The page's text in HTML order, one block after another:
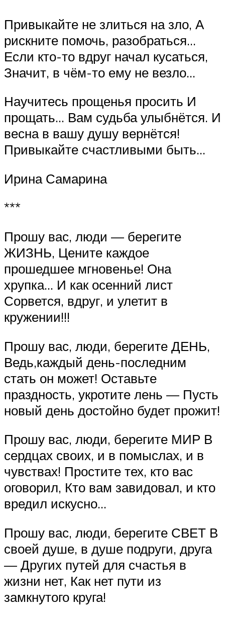
Привыкайте не злиться на зло, А
рискните помочь, разобраться…
Если кто-то вдруг начал кусаться,
Значит, в чём-то ему не везло…
Научитесь прощенья просить И
прощать… Вам судьба улыбнётся. И
весна в вашу душу вернётся!
Привыкайте счастливыми быть…
Ирина Самарина
***
Прошу вас, люди — берегите
ЖИЗНЬ, Цените каждое
прошедшее мгновенье! Она
хрупка… И как осенний лист
Сорвется, вдруг, и улетит в
кружении!!!
Прошу вас, люди, берегите ДЕНЬ,
Ведь,каждый день-последним
стать он может! Оставьте
праздность, укротите лень — Пусть
новый день достойно будет прожит!
Прошу вас, люди, берегите МИР В
сердцах своих, и в помыслах, и в
чувствах! Простите тех, кто вас
оговорил, Кто вам завидовал, и кто
вредил искусно…
Прошу вас, люди, берегите СВЕТ В
своей душе, в душе подруги, друга
— Других путей для счастья в
жизни нет, Как нет пути из
замкнутого круга!